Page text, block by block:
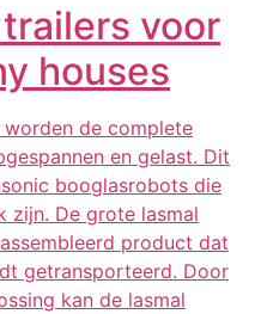
voor
houses
de complete
en gelast. Dit
booglasrobots die
zijn. De grote lasmal
product dat
getransporteerd. Door
kan de lasmal